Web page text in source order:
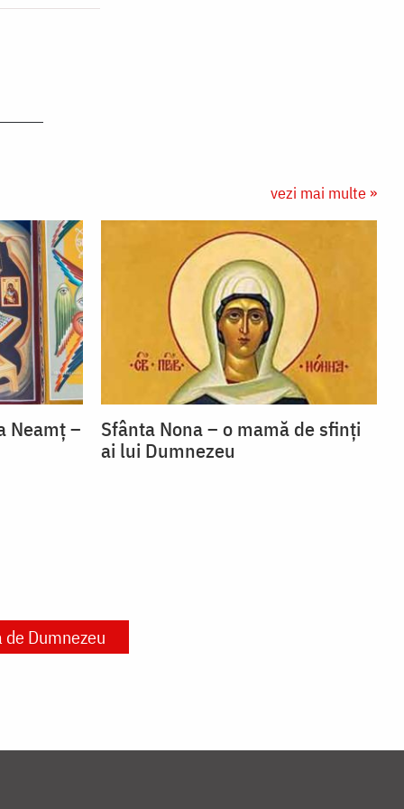
vezi mai multe »
Neamț –
Sfânta Nona – o mamă de sfinți
ai lui Dumnezeu
Dumnezeu